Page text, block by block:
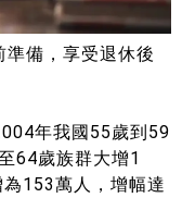
備，享受退休後
年我國55歲到59
64歲族群大增1
153萬人，增幅達